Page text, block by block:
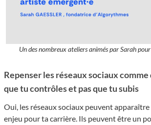
Un des nombreux ateliers animés par Sarah
Repenser les réseaux sociaux
que tu contrôles et pas que tu subis
Oui, les réseaux sociaux peuvent
enjeu pour ta carrière. Ils peuvent être un